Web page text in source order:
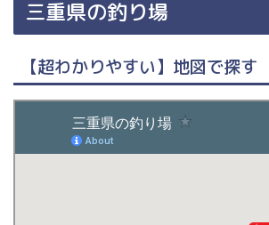
三重県の釣り場
【超わかりやすい】地図で探す